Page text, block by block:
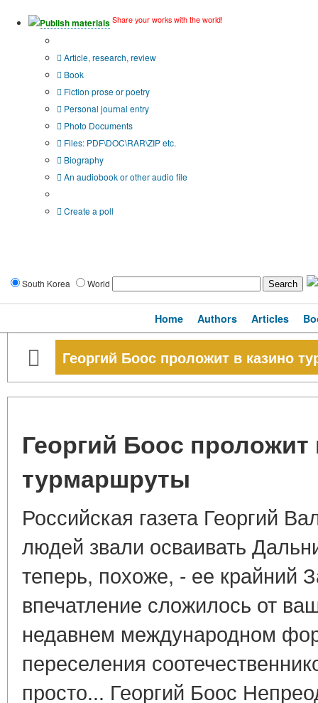
Publish materials Share your works with the world!
Article, research, review
Book
Fiction prose or poetry
Personal journal entry
Photo Documents
Files: PDF\DOC\RAR\ZIP etc.
Biography
An audiobook or other audio file
Create a poll
South Korea World
Home Authors Articles
Георгий Боос проложит в казино
Георгий Боос проложит
турмаршруты
Российская газета Георгий
людей звали осваивать
теперь, похоже, - ее крайний
впечатление сложилось от
недавнем международном
переселения
просто... Георгий Боос